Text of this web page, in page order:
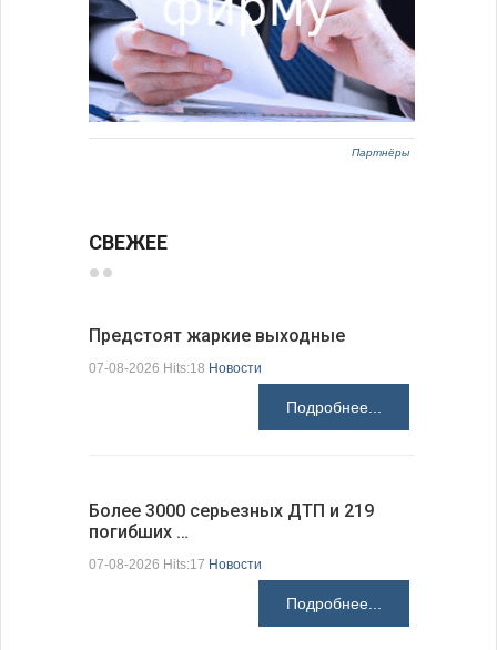
Партнёры
СВЕЖЕЕ
Предстоят жаркие выходные
07-08-2026 Hits:18 Новости
Подробнее...
Более 3000 серьезных ДТП и 219
погибших …
07-08-2026 Hits:17 Новости
Подробнее...